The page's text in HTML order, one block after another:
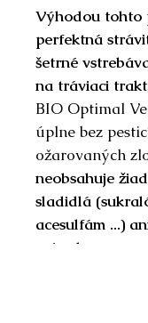
Výhodou tohto
perfektná
šetrné
na tráviaci
BIO Optimal
úplne bez
ožarovaných
neobsahuje
sladidlá
acesulfám ...)
prísady.